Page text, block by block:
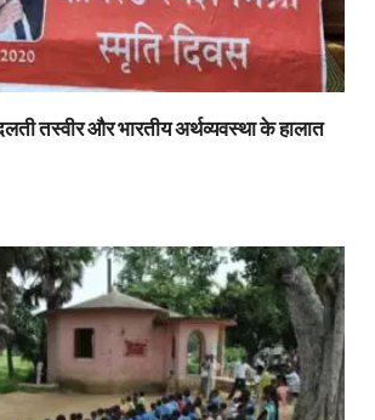
तस्वीर और भारतीय अर्थव्यवस्था के हालात